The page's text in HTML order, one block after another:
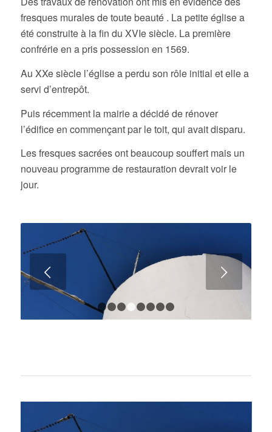
fresques murales de toute beauté . La petite église a
été construite à la fin du XVIe siècle. La première
confrérie en a pris possession en 1569.
Au XXe siècle l’église a perdu son rôle initial et elle a
servi d’entrepôt.
Puis récemment la mairie a décidé de rénover
l’édifice en commençant par le toit, qui avait disparu.
Les fresques sacrées ont beaucoup souffert mais un
nouveau programme de restauration devrait voir le
jour.
Suivant
1 2 3